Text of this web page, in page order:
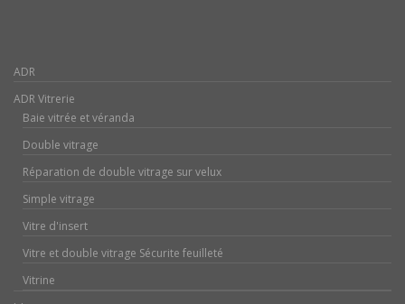
ADR
ADR Vitrerie
Baie vitrée et véranda
Double vitrage
Réparation de double vitrage sur velux
Simple vitrage
Vitre d'insert
Vitre et double vitrage Sécurite feuilleté
Vitrine